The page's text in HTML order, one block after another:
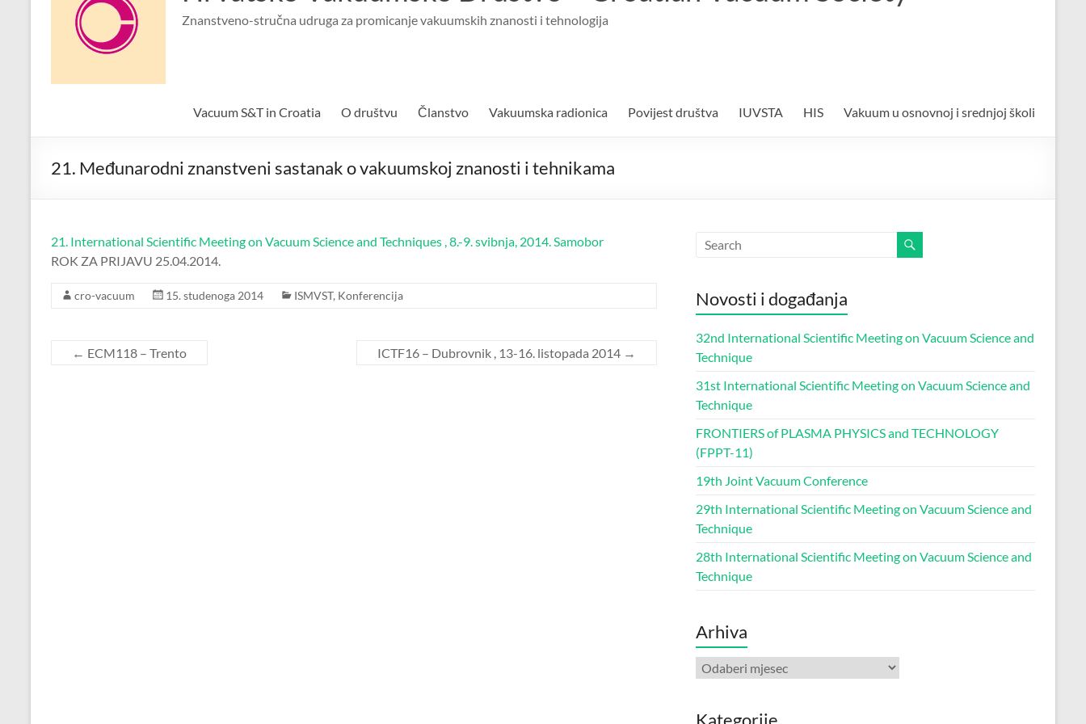
Znanstveno-stručna udruga za promicanje vakuumskih znanosti i tehnologija
Vacuum S&T in Croatia O društvu Članstvo Vakuumska radionica Povijest društva IUVSTA HIS Vakuum u osnovnoj i srednjoj školi
21. Međunarodni znanstveni sastanak o vakuumskoj znanosti i tehnikama
21. International Scientific Meeting on Vacuum Science and Techniques , 8.-9. svibnja, 2014. Samobor
ROK ZA PRIJAVU 25.04.2014.
cro-vacuum 15. studenoga 2014 ISMVST, Konferencija
← ECM118 – Trento ICTF16 – Dubrovnik , 13-16. listopada 2014 →
Novosti i događanja
32nd International Scientific Meeting on Vacuum Science and
Technique
31st International Scientific Meeting on Vacuum Science and
Technique
FRONTIERS of PLASMA PHYSICS and TECHNOLOGY
(FPPT-11)
19th Joint Vacuum Conference
29th International Scientific Meeting on Vacuum Science and
Technique
28th International Scientific Meeting on Vacuum Science and
Technique
Arhiva
Arhiva
Kategorije